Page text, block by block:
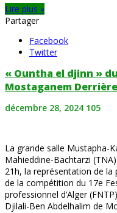
Lire plus »
Partager
Facebook
Twitter
« Ountha el djinn »
Mostaganem
décembre 28, 2024 105
La grande salle Mustapha-
Mahieddine-Bachtarzi
21h, la représentation de la
de la compétition du 17e
professionnel d’Alger
Djilali-Ben Abdelhalim de